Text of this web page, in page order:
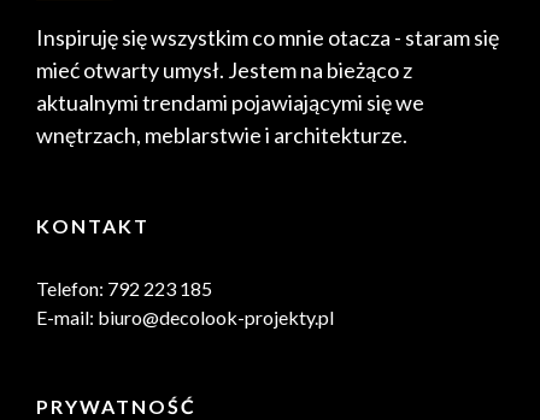
Inspiruję się wszystkim co mnie otacza - staram się
mieć otwarty umysł. Jestem na bieżąco z
aktualnymi trendami pojawiającymi się we
wnętrzach, meblarstwie i architekturze.
KONTAKT
Telefon: 792 223 185
E-mail: biuro@decolook-projekty.pl
PRYWATNOŚĆ